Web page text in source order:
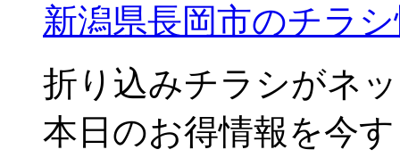
新潟県長岡市のチラ
折り込みチラシがネ
本日のお得情報を今